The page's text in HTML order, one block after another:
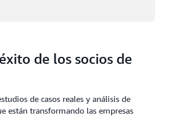
de los socios de
de casos reales y análisis de
están transformando las empresas